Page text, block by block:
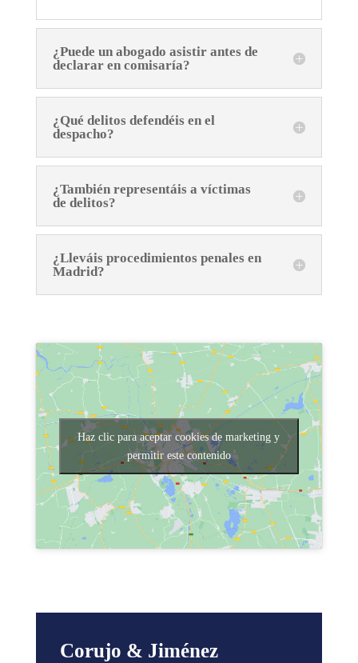
¿Puede un abogado asistir antes de
declarar en comisaría?
¿Qué delitos defendéis en el
despacho?
¿También representáis a víctimas
de delitos?
¿Lleváis procedimientos penales en
Madrid?
Haz clic para aceptar cookies de marketing y
permitir este contenido
Corujo & Jiménez